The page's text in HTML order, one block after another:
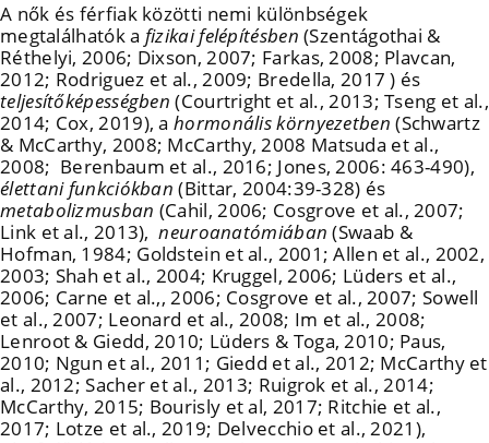
A nők és férfiak közötti nemi különbségek
megtalálhatók a fizikai felépítésben (Szentágothai &
Réthelyi, 2006; Dixson, 2007; Farkas, 2008; Plavcan,
2012; Rodriguez et al., 2009; Bredella, 2017 ) és
teljesítőképességben (Courtright et al., 2013; Tseng et al.,
2014; Cox, 2019), ahormonális környezetben (Schwartz
& McCarthy, 2008; McCarthy, 2008 Matsuda et al.,
2008; Berenbaum et al., 2016; Jones, 2006: 463-490),
élettani funkciókban (Bittar, 2004:39-328) és
metabolizmusban (Cahil, 2006; Cosgrove et al., 2007;
Link et al., 2013),neuroanatómiában (Swaab &
Hofman, 1984; Goldstein et al., 2001; Allen et al., 2002,
2003; Shah et al., 2004; Kruggel, 2006; Lüders et al.,
2006; Carne et al.,, 2006; Cosgrove et al., 2007; Sowell
et al., 2007; Leonard et al., 2008; Im et al., 2008;
Lenroot & Giedd, 2010; Lüders & Toga, 2010; Paus,
2010; Ngun et al., 2011; Giedd et al., 2012; McCarthy et
al., 2012; Sacher et al., 2013; Ruigrok et al., 2014;
McCarthy, 2015; Bourisly et al, 2017; Ritchie et al.,
2017; Lotze et al., 2019; Delvecchio et al., 2021),